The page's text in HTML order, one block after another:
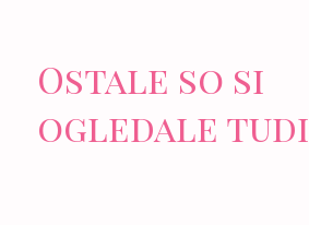
Ostale so si
ogledale tudi